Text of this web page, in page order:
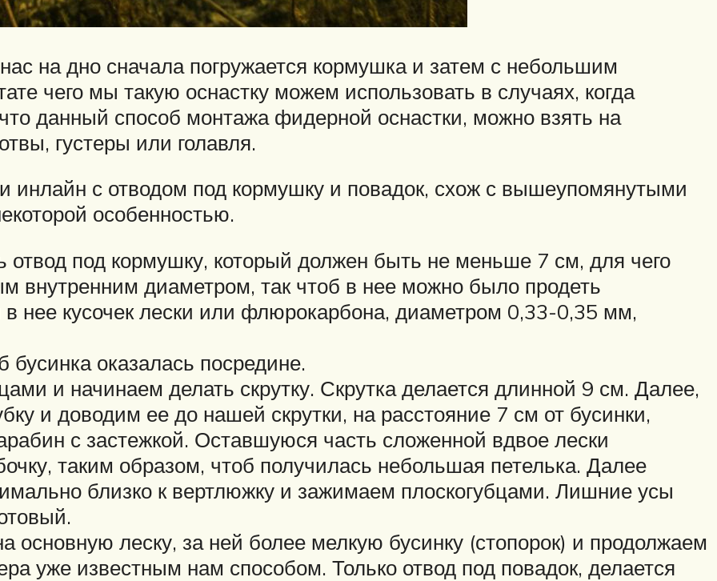
на дно сначала погружается кормушка и затем с небольшим
чего мы такую оснастку можем использовать в случаях, когда
данный способ монтажа фидерной оснастки, можно взять на
густеры или голавля.
инлайн с отводом под кормушку и повадок, схож с вышеупомянутыми
особенностью.
под кормушку, который должен быть не меньше 7 см, для чего
внутренним диаметром, так чтоб в нее можно было продеть
нее кусочек лески или флюрокарбона, диаметром 0,33-0,35 мм,
оказалась посредине.
и начинаем делать скрутку. Скрутка делается длинной 9 см. Далее,
и доводим ее до нашей скрутки, на расстояние 7 см от бусинки,
с застежкой. Оставшуюся часть сложенной вдвое лески
таким образом, чтоб получилась небольшая петелька. Далее
близко к вертлюжку и зажимаем плоскогубцами. Лишние усы
основную леску, за ней более мелкую бусинку (стопорок) и продолжаем
уже известным нам способом. Только отвод под повадок, делается